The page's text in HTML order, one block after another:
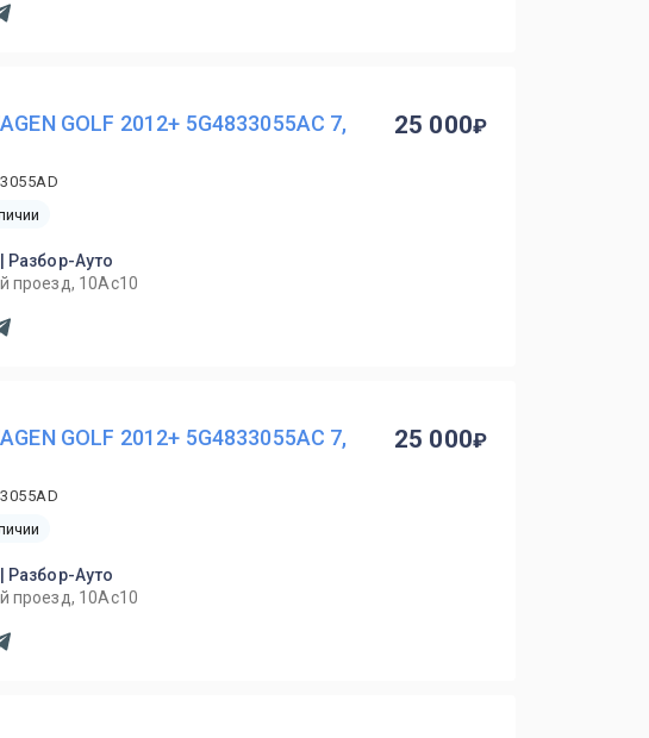
GOLF 2012+ 5G4833055AC 7,
Разбор-Ауто
проезд, 10Ас10
25 000
GOLF 2012+ 5G4833055AC 7,
Разбор-Ауто
проезд, 10Ас10
25 000